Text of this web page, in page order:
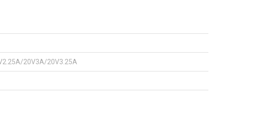
20V3A/20V3.25A